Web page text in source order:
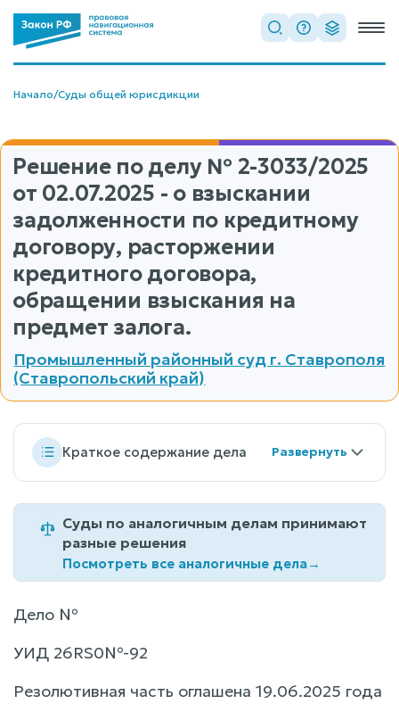
Начало/Суды общей юрисдикции
Решение по делу № 2-3033/2025
от 02.07.2025 - о взыскании
задолженности по кредитному
договору, расторжении
кредитного договора,
обращении взыскания на
предмет залога.
Промышленный районный суд г. Ставрополя
(Ставропольский край)
Краткое содержание дела
Суды по аналогичным делам принимают
разные решения
Посмотреть все аналогичные дела→
Дело №
УИД 26RS0№-92
Резолютивная часть оглашена 19.06.2025 года